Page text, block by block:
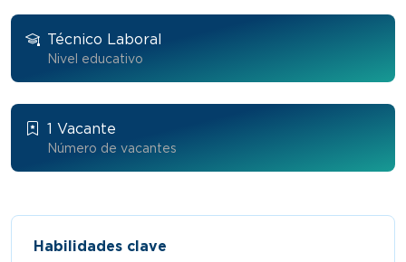
Técnico Laboral
Nivel educativo
1 Vacante
Número de vacantes
Habilidades clave